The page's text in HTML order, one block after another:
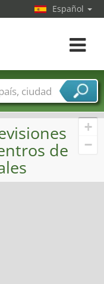
+
−
de
Español
toggle